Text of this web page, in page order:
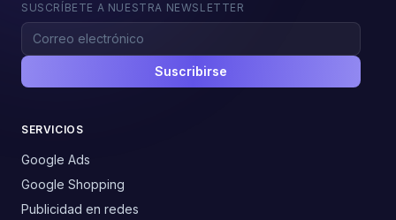
SUSCRÍBETE A NUESTRA NEWSLETTER
Suscribirse
SERVICIOS
Google Ads
Google Shopping
Publicidad en redes